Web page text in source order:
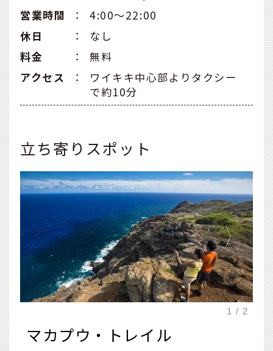
営業時間
：
4:00～22:00
休日
：
なし
料金
：
無料
アクセス
：
ワイキキ中心部よりタクシー
で約10分
立ち寄りスポット
マカプウ・トレイル